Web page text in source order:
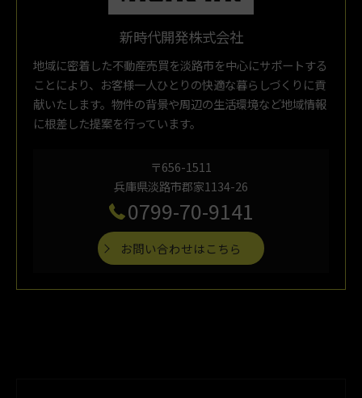
新時代開発株式会社
地域に密着した不動産売買を淡路市を中心にサポートする
ことにより、お客様一人ひとりの快適な暮らしづくりに貢
献いたします。物件の背景や周辺の生活環境など地域情報
に根差した提案を行っています。
〒656-1511
兵庫県淡路市郡家1134-26
0799-70-9141
お問い合わせはこちら